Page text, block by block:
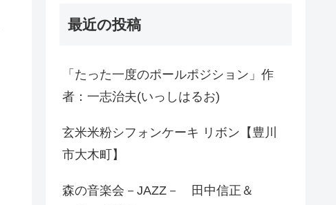
最近の投稿
「たった一度のポールポジション」作
者：一志治夫(いっしはるお)
玄米米粉シフォンケーキ リボン【豊川
市大木町】
森の音楽会－JAZZ－ 田中信正＆